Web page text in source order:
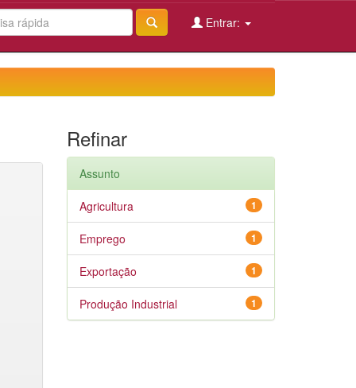
Entrar:
Refinar
Assunto
1
Agricultura
1
Emprego
1
Exportação
1
Produção Industrial